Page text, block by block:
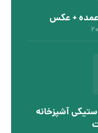
+ عکس
آشپزخانه